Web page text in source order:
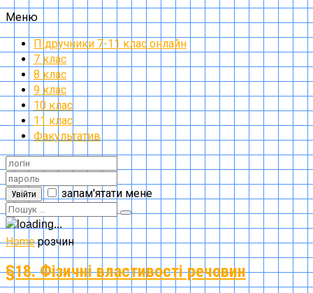
Меню
Підручники 7-11 клас онлайн
7 клас
8 клас
9 клас
10 клас
11 клас
Факультатив
Увійти запам'ятати мене
Home розчин
§18. Фізичні властивості речовин